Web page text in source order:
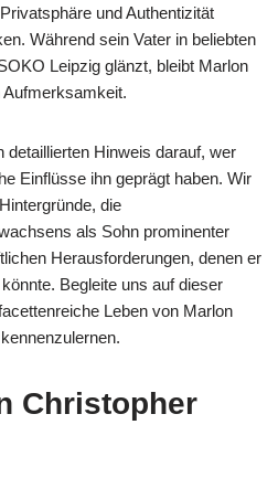
und Authentizität
Während sein Vater in beliebten
Leipzig glänzt, bleibt Marlon
Aufmerksamkeit.
detaillierten Hinweis darauf, wer
Einflüsse ihn geprägt haben. Wir
die
als Sohn prominenter
Herausforderungen, denen er
Begleite uns auf dieser
Leben von Marlon
Christopher